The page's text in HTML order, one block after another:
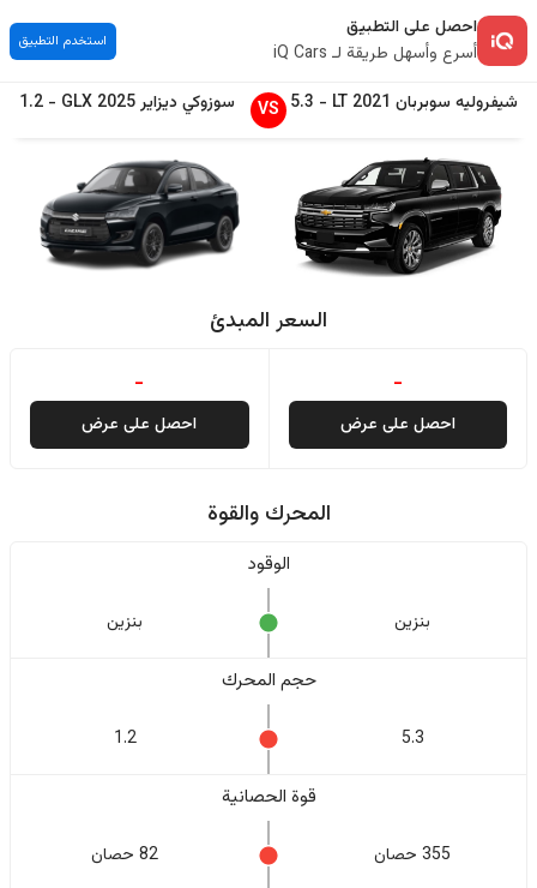
احصل على التطبيق
أسرع وأسهل طريقة لـ iQ Cars
استخدم التطبيق
شيفروليه سوبربان 2021
LT
-
5.3
VS سوزوكي ديزاير2025
GLX
-
1.2
السعر المبدئ
-
احصل على عرض
-
احصل على عرض
المحرك والقوة
الوقود
بنزين بنزين
حجم المحرك
5.3
1.2
قوة الحصانية
355 حصان 82 حصان